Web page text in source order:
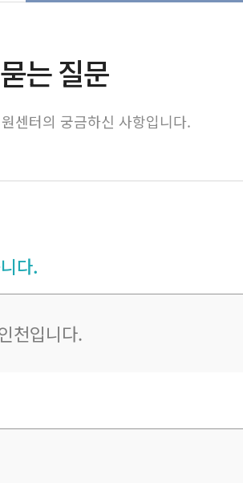
는 질문
센터의 궁금하신 사항입니다.
다.
천입니다.